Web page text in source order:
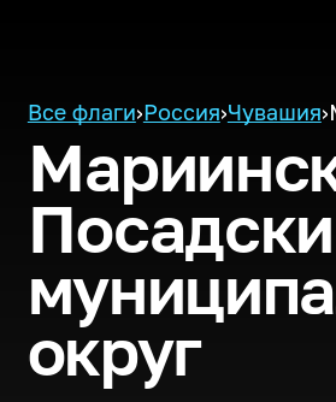
Все флаги›Россия›Чувашия›
округ